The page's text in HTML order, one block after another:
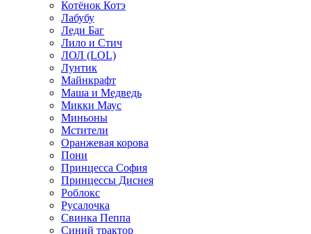
Котёнок Котэ
Лабубу
Леди Баг
Лило и Стич
ЛОЛ (LOL)
Лунтик
Майнкрафт
Маша и Медведь
Микки Маус
Миньоны
Мстители
Оранжевая корова
Пони
Принцесса София
Принцессы Диснея
Роблокс
Русалочка
Свинка Пеппа
Синий трактор